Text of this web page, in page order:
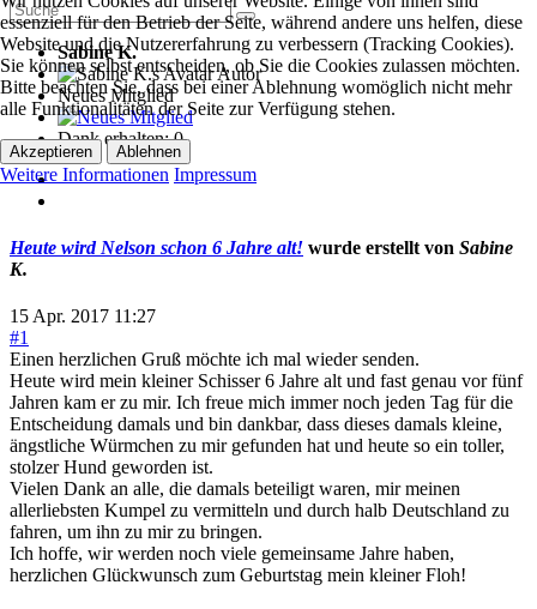
Sabine K.
Autor
Neues Mitglied
Dank erhalten: 0
Heute wird Nelson schon 6 Jahre alt! wurde erstellt von Sabine
K.
15 Apr. 2017 11:27
#1
Einen herzlichen Gruß möchte ich mal wieder senden.
Heute wird mein kleiner Schisser 6 Jahre alt und fast genau vor fünf
Jahren kam er zu mir. Ich freue mich immer noch jeden Tag für die
Entscheidung damals und bin dankbar, dass dieses damals kleine,
ängstliche Würmchen zu mir gefunden hat und heute so ein toller,
stolzer Hund geworden ist.
Vielen Dank an alle, die damals beteiligt waren, mir meinen
allerliebsten Kumpel zu vermitteln und durch halb Deutschland zu
fahren, um ihn zu mir zu bringen.
Ich hoffe, wir werden noch viele gemeinsame Jahre haben,
herzlichen Glückwunsch zum Geburtstag mein kleiner Floh!
essenziell für den Betrieb der Seite, während andere uns helfen, diese
Website und die Nutzererfahrung zu verbessern (Tracking Cookies).
Sie können selbst entscheiden, ob Sie die Cookies zulassen möchten.
Bitte beachten Sie, dass bei einer Ablehnung womöglich nicht mehr
alle Funktionalitäten der Seite zur Verfügung stehen.
Akzeptieren Ablehnen
Weitere Informationen Impressum